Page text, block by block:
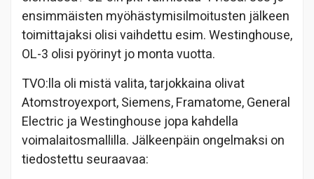
ensimmäisten myöhästymisilmoitusten jälkeen
toimittajaksi olisi vaihdettu esim. Westinghouse,
OL-3 olisi pyörinyt jo monta vuotta.
TVO:lla oli mistä valita, tarjokkaina olivat
Atomstroyexport, Siemens, Framatome, General
Electric ja Westinghouse jopa kahdella
voimalaitosmallilla. Jälkeenpäin ongelmaksi on
tiedostettu seuraavaa: